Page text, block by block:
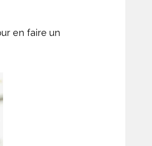
en faire un